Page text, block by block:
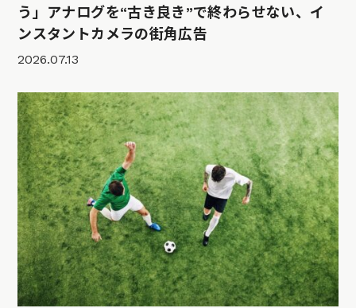
う」アナログを“古き良き”で終わらせない、イ
ンスタントカメラの街角広告
2026.07.13